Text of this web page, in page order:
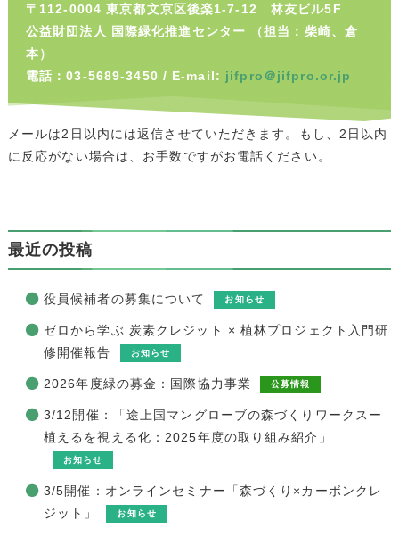
〒112-0004 東京都文京区後楽1-7-12 林友ビル5F
公益財団法人 国際緑化推進センター （担当：柴崎、倉
本）
電話：03-5689-3450 / E-mail: jifpro＠jifpro.or.jp
メールは2日以内には返信させていただきます。もし、2日以内
に反応がない場合は、お手数ですがお電話ください。
最近の投稿
役員候補者の募集について お知らせ
ゼロから学ぶ 炭素クレジット × 植林プロジェクト入門研
修開催報告
お知らせ
2026年度緑の募金：国際協力事業 公募情報
3/12開催：「途上国マングローブの森づくりワークスー
植えるを視える化：2025年度の取り組み紹介」
お知らせ
3/5開催：オンラインセミナー「森づくり×カーボンクレ
ジット」
お知らせ